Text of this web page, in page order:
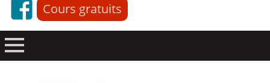
Cours gratuits